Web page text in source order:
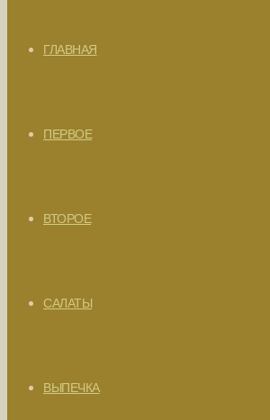
ГЛАВНАЯ
ПЕРВОЕ
ВТОРОЕ
САЛАТЫ
ВЫПЕЧКА